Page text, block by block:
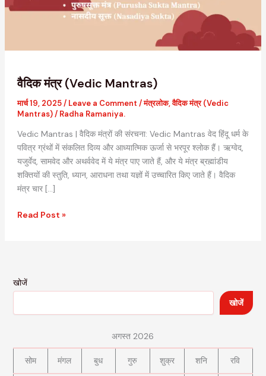
वैदिक मंत्र (Vedic Mantras)
मार्च 19, 2025/ Leave a Comment /मंत्रलोक,वैदिक मंत्र (Vedic
Mantras)/ Radha Ramaniya.
Vedic Mantras | वैदिक मंत्रों की संरचना: Vedic Mantras वेद हिंदू धर्म के
पवित्र ग्रंथों में संकलित दिव्य और आध्यात्मिक ऊर्जा से भरपूर श्लोक हैं। ऋग्वेद,
यजुर्वेद, सामवेद और अथर्ववेद में ये मंत्र पाए जाते हैं, और ये मंत्र ब्रह्मांडीय
शक्तियों की स्तुति, ध्यान, आराधना तथा यज्ञों में उच्चारित किए जाते हैं। वैदिक
मंत्र चार […]
Read Post »
खोजें
खोजें
अगस्त 2026
सोम मंगल बुध गुरु शुक्र शनि रवि